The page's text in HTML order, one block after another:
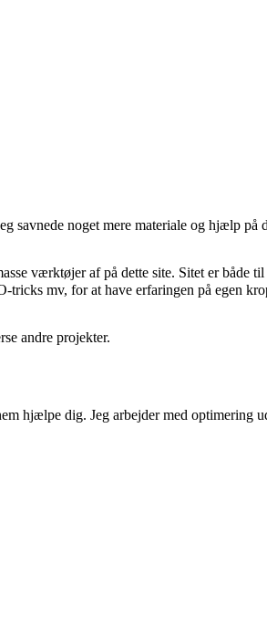
savnede noget mere materiale og hjælp på
værktøjer af på dette site. Sitet er både
tricks mv, for at have erfaringen på egen
andre projekter.
hjælpe dig. Jeg arbejder med optimering